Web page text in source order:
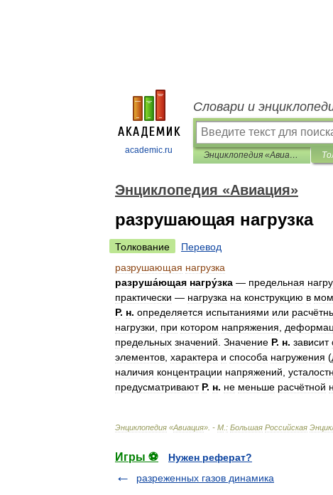
academic.ru
Словари и
Энциклопедия «Авиация»
Энциклопедия «Авиация»
разрушающая нагрузка
Толкование
Перевод
разрушающая нагрузка
разруша́ющая нагру́зка — предельная
практически — нагрузка на конструкцию в
Р. н. определяется испытаниями или
нагрузки
при котором напряжения
предельных значений Значение Р. н. зависит
элементов характера и способа нагружения (
наличия концентрации напряжений
предусматривают Р. н. не меньше расчётной
Энциклопедия «Авиация». - М : Большая Российская
Игры ⚽
Нужен реферат?
разреженных газов динамика